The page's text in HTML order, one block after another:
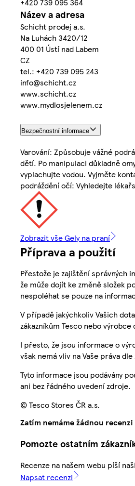
+420 739 095 364
Název a adresa
Schicht prodej a.s.
Na Luhách 3420/12
400 01 Ústí nad Labem
CZ
tel.: +420 739 095 243
info@schicht.cz
www.schicht.cz
www.mydlosjelenem.cz
Bezpečnostní informace
Varování: Způsobuje vážné
dětí. Po manipulaci důkladně
vyplachujte vodou. Vyjměte
podráždění očí: Vyhledejte
Zobrazit vše Gely na praní
Příprava a použití
Přestože je zajištění správných
že může dojít ke změně složek
nespoléhat se pouze na
V případě jakýchkoliv Vašich
zákazníkům Tesco nebo
I přesto, že jsou informace o
však nemá vliv na Vaše práva dle
Tyto informace jsou podávány
ani bez řádného uvedení zdroje.
© Tesco Stores ČR a.s.
Zatím nemáme žádnou recenzi
Pomozte ostatním
Recenze na našem webu píší
Napsat recenzi